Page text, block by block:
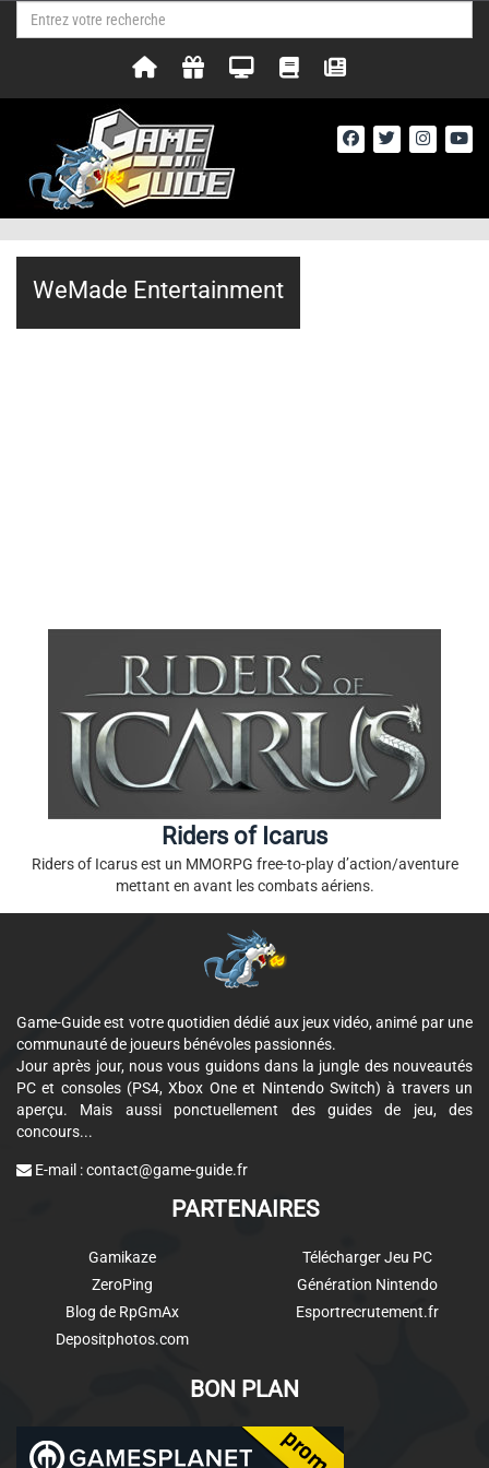
Riders of Icarus
Riders of Icarus est un MMORPG free-to-play d’action/aventure
mettant en avant les combats aériens.
WeMade Entertainment
Game-Guide est votre quotidien dédié aux jeux vidéo, animé par une
communauté de joueurs bénévoles passionnés.
Jour après jour, nous vous guidons dans la jungle des nouveautés
PC et consoles (PS4, Xbox One et Nintendo Switch) à travers un
aperçu. Mais aussi ponctuellement des guides de jeu, des
concours...
E-mail :contact@game-guide.fr
PARTENAIRES
Gamikaze
ZeroPing
Blog de RpGmAx
Depositphotos.com
Télécharger Jeu PC
Génération Nintendo
Esportrecrutement.fr
BON PLAN